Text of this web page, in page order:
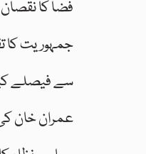
فضا کا
جمہوریت کا
سے فیصلے
عمران خان کی